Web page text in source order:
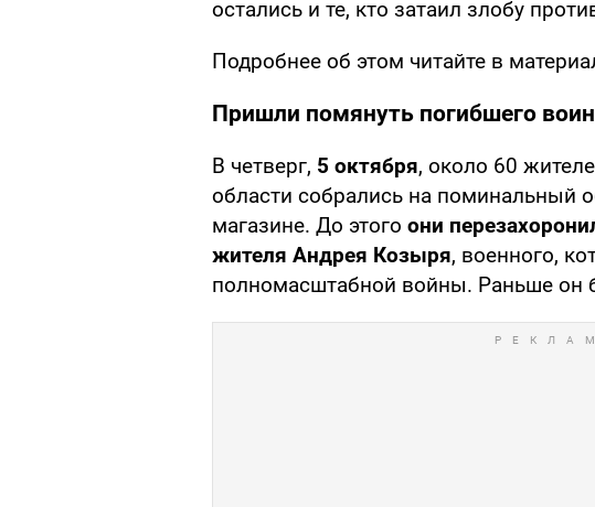
остались и те, кто затаил злобу
Подробнее об этом читайте в
Пришли помянуть погибшего
В четверг, 5 октября, около 60
области собрались на поминальный
магазине. До этого они
жителя Андрея Козыря, военного,
полномасштабной войны. Раньше он